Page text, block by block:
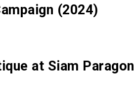
(2024)
at Siam Paragon